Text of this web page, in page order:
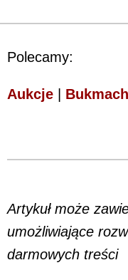
Polecamy:
Aukcje
Artykuł może
umożliwiające
darmowych treści